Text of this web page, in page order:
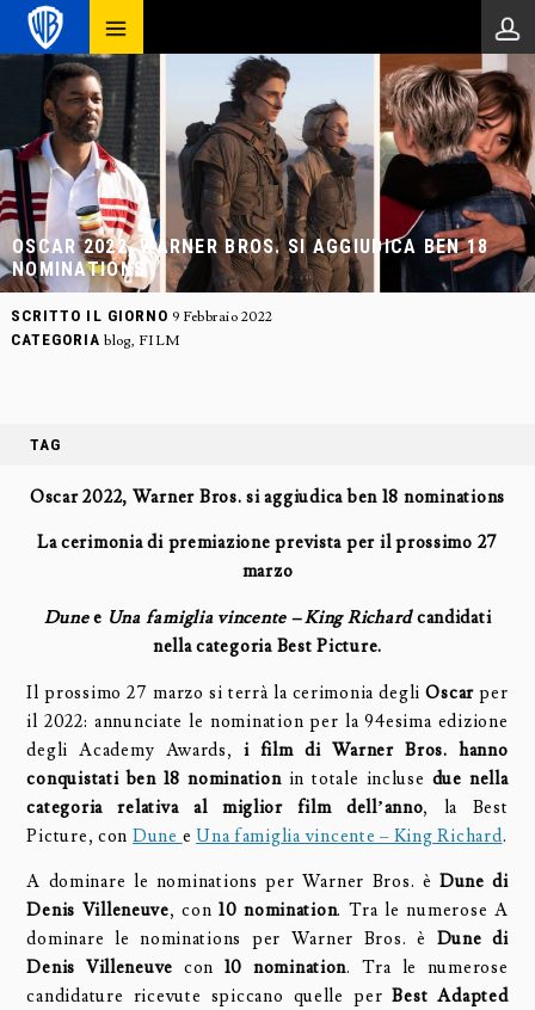
OSCAR 2022, WARNER BROS. SI AGGIUDICA BEN 18
NOMINATIONS
SCRITTO IL GIORNO 9 Febbraio 2022
CATEGORIA blog, FILM
TAG
Oscar 2022, Warner Bros. si aggiudica ben 18 nominations
La cerimonia di premiazione prevista per il prossimo 27
marzo
Dunee Una famiglia vincente – King Richardcandidati
nella categoria Best Picture.
Il prossimo 27 marzo si terrà la cerimonia degliOscarper
il 2022: annunciate le nomination per la 94esima edizione
degli Academy Awards, i film di Warner Bros. hanno
conquistati ben 18 nominationin totale incluse due nella
categoria relativa al miglior film dell’anno, la Best
Picture, con Dune eUna famiglia vincente – King Richard.
A dominare le nominations per Warner Bros. è Dune di
Denis Villeneuve, con10 nomination. Tra le numerose A
dominare le nominations per Warner Bros. è Dune di
Denis Villeneuve con 10 nomination. Tra le numerose
candidature ricevute spiccano quelle perBest Adapted